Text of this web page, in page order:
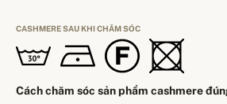
CASHMERE SAU KHI CHĂM SÓC
Cách chăm sóc sản phẩm cashmere